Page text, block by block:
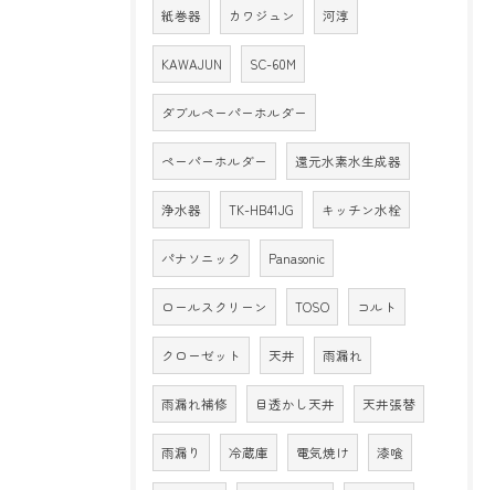
紙巻器 カワジュン 河淳
KAWAJUN SC-60M
ダブルペーパーホルダー
ペーパーホルダー 還元水素水生成器
浄水器 TK-HB41JG キッチン水栓
パナソニック Panasonic
ロールスクリーン TOSO コルト
クローゼット 天井 雨漏れ
雨漏れ補修 目透かし天井 天井張替
雨漏り 冷蔵庫 電気焼け 漆喰